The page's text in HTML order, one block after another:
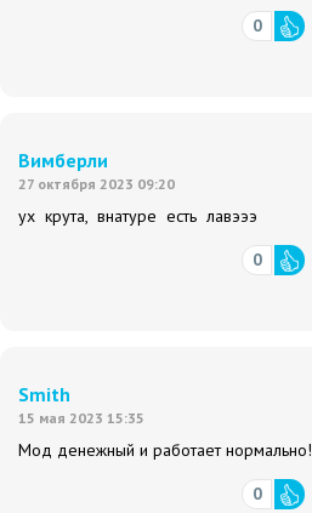
0
Вимберли
27 октября 2023 09:20
ух крута, внатуре есть лавэээ
0
Smith
15 мая 2023 15:35
Мод денежный и работает нормально!
0